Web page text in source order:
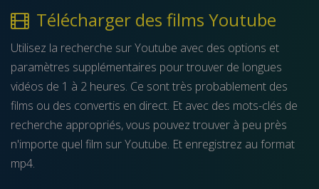
Télécharger des films Youtube
Utilisez la recherche sur Youtube avec des options et
paramètres supplémentaires pour trouver de longues
vidéos de 1 à 2 heures. Ce sont très probablement des
films ou des convertis en direct. Et avec des mots-clés de
recherche appropriés, vous pouvez trouver à peu près
n'importe quel film sur Youtube. Et enregistrez au format
mp4.